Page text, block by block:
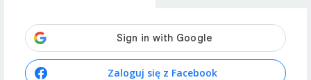
Zaloguj się z Facebook